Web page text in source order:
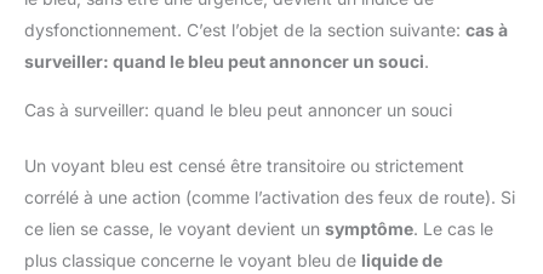
dysfonctionnement. C’est l’objet de la section suivante: cas à
surveiller: quand le bleu peut annoncer un souci.
Cas à surveiller: quand le bleu peut annoncer un souci
Un voyant bleu est censé être transitoire ou strictement
corrélé à une action (comme l’activation des feux de route). Si
ce lien se casse, le voyant devient un symptôme. Le cas le
plus classique concerne le voyant bleu de liquide de